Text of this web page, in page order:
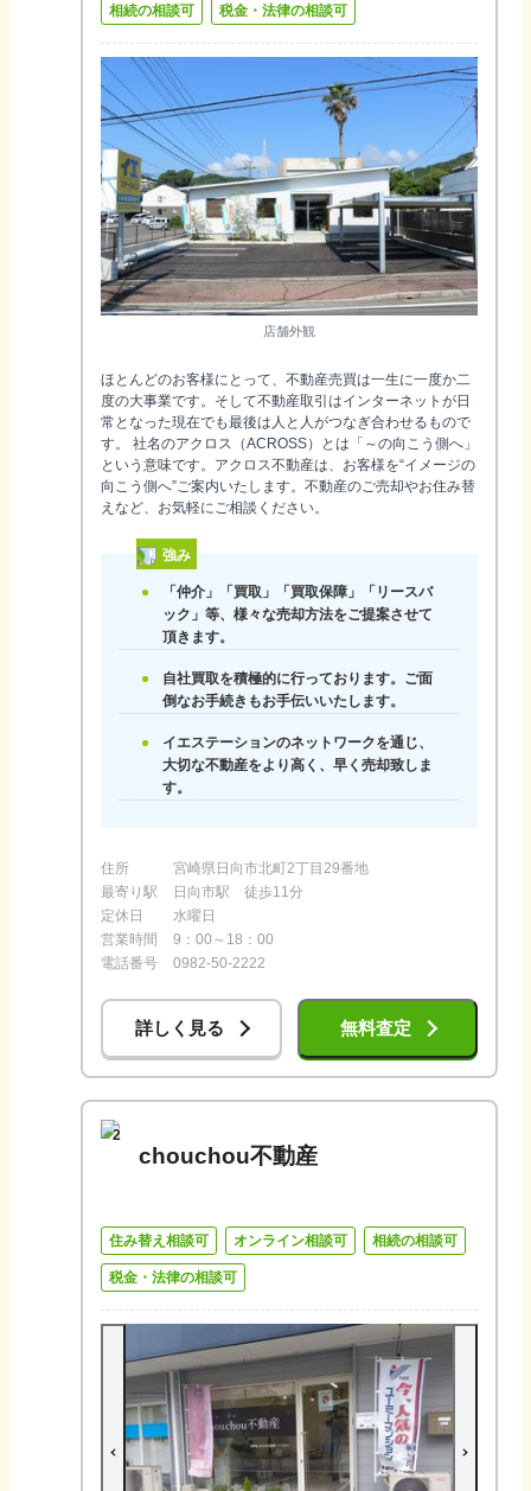
相続の相談可 税金・法律の相談可
店舗外観
ほとんどのお客様にとって、不動産売買は一生に一度か二
度の大事業です。そして不動産取引はインターネットが日
常となった現在でも最後は人と人がつなぎ合わせるもので
す。 社名のアクロス（ACROSS）とは「～の向こう側へ」
という意味です。アクロス不動産は、お客様を“イメージの
向こう側へ”ご案内いたします。不動産のご売却やお住み替
えなど、お気軽にご相談ください。
強み
「仲介」「買取」「買取保障」「リースバ
ック」等、様々な売却方法をご提案させて
頂きます。
自社買取を積極的に行っております。ご面
倒なお手続きもお手伝いいたします。
イエステーションのネットワークを通じ、
大切な不動産をより高く、早く売却致しま
す。
住所
宮崎県日向市北町2丁目29番地
最寄り駅
日向市駅 徒歩11分
定休日
水曜日
営業時間
9：00～18：00
電話番号
0982-50-2222
詳しく見る 無料査定
2
chouchou不動産
住み替え相談可 オンライン相談可 相続の相談可
税金・法律の相談可